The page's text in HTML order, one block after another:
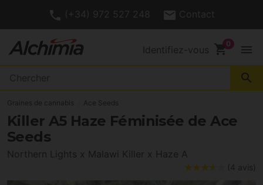
(+34) 972 527 248 Contact
Identifiez-vous shopping_cart menu
search
Graines de cannabis Ace Seeds
Killer A5 Haze Féminisée de Ace
Seeds
Northern Lights x Malawi Killer x Haze A
(4 avis)